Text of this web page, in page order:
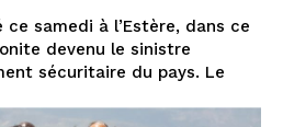
samedi à l’Estère, dans ce
devenu le sinistre
sécuritaire du pays. Le